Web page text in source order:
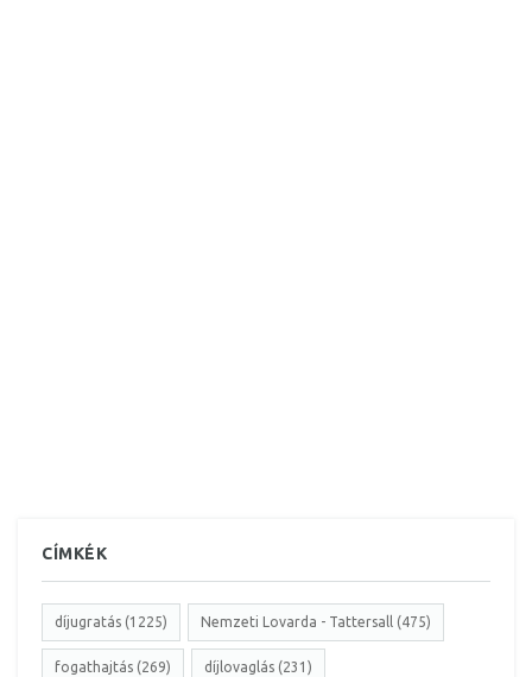
CÍMKÉK
díjugratás (1225) Nemzeti Lovarda - Tattersall (475)
fogathajtás (269) díjlovaglás (231)